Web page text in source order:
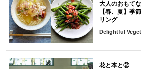
大人のおもて
【春、夏】季
リング
Delightful
花と本と②